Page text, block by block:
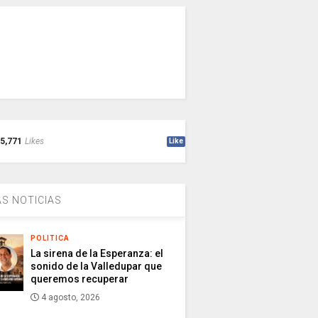
5,771 Likes Like
NOTICIAS
POLITICA
La sirena de la Esperanza: el
sonido de la Valledupar que
queremos recuperar
4 agosto, 2026